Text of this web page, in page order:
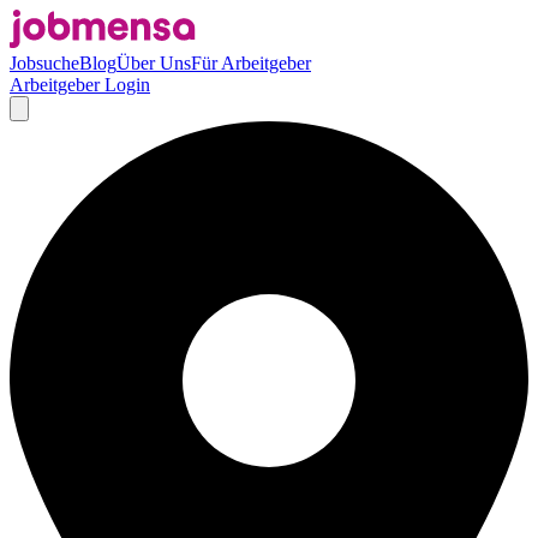
JobsucheBlogÜber UnsFür Arbeitgeber
Arbeitgeber Login